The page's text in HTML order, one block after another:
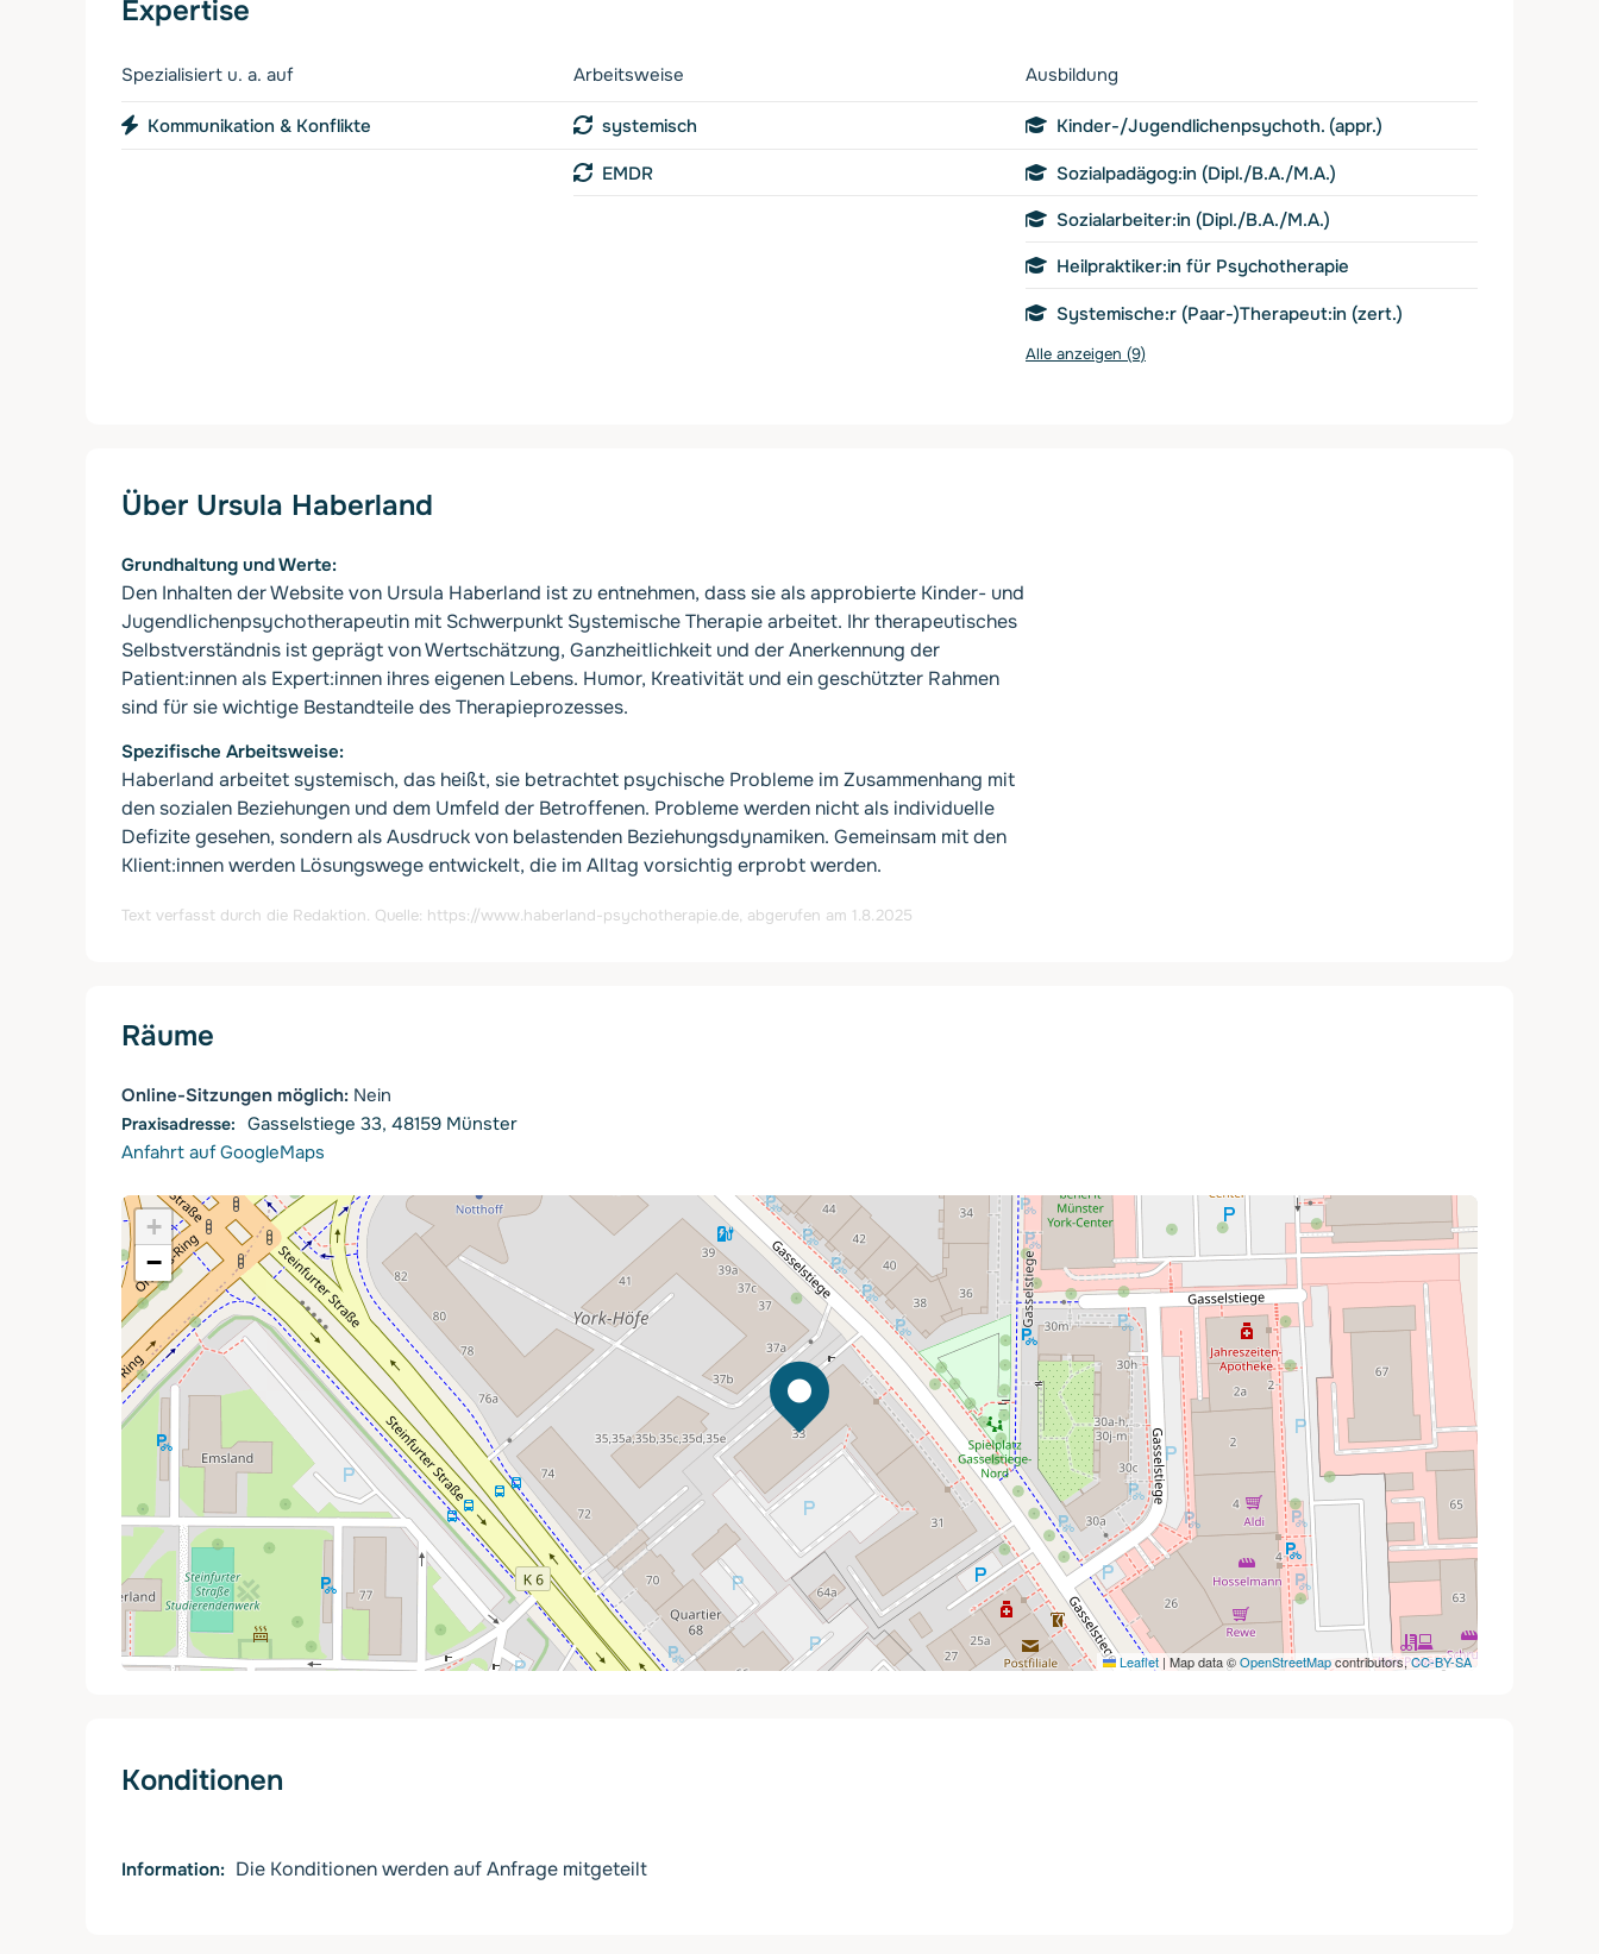
Expertise
Spezialisiert u. a. auf
Kommunikation & Konflikte
Arbeitsweise
systemisch
EMDR
Ausbildung
Kinder-/Jugendlichenpsychoth. (appr.)
Sozialpadägog:in (Dipl./B.A./M.A.)
Sozialarbeiter:in (Dipl./B.A./M.A.)
Heilpraktiker:in für Psychotherapie
Systemische:r (Paar-)Therapeut:in (zert.)
Alle anzeigen (9)
Über Ursula Haberland
Grundhaltung und Werte
Den Inhalten der Website von Ursula Haberland ist zu entnehmen, dass sie als approbierte Kinder- und
Jugendlichenpsychotherapeutin mit Schwerpunkt Systemische Therapie arbeitet. Ihr therapeutisches
Selbstverständnis ist geprägt von Wertschätzung, Ganzheitlichkeit und der Anerkennung der
Patient:innen als Expert:innen ihres eigenen Lebens. Humor, Kreativität und ein geschützter Rahmen
sind für sie wichtige Bestandteile des Therapieprozesses.
Spezifische Arbeitsweise
Haberland arbeitet systemisch, das heißt, sie betrachtet psychische Probleme im Zusammenhang mit
den sozialen Beziehungen und dem Umfeld der Betroffenen. Probleme werden nicht als individuelle
Defizite gesehen, sondern als Ausdruck von belastenden Beziehungsdynamiken. Gemeinsam mit den
Klient:innen werden Lösungswege entwickelt, die im Alltag vorsichtig erprobt werden.
Text verfasst durch die Redaktion. Quelle: https://www.haberland-psychotherapie.de, abgerufen am 1.8.2025
Räume
Online-Sitzungen möglich: Nein
Gasselstiege 33, 48159 Münster
Anfahrt auf GoogleMaps
+
−
Leaflet | Map data ©OpenStreetMapcontributors,CC-BY-SA
Konditionen
Information Die Konditionen werden auf Anfrage mitgeteilt